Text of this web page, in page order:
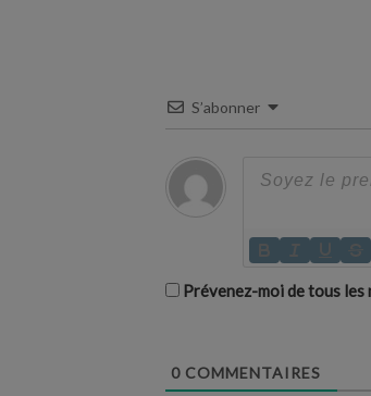
S’abonner
Prévenez-moi de tous les
0COMMENTAIRES